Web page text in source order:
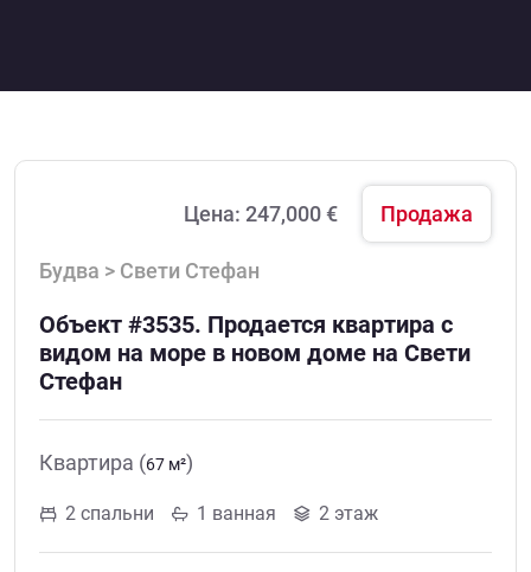
Продажа
Цена: 247,000 €
Будва > Свети Стефан
Объект #3535. Продается квартира с
видом на море в новом доме на Свети
Стефан
Квартира (67 м²)
2 спальни 1 ванная 2 этаж